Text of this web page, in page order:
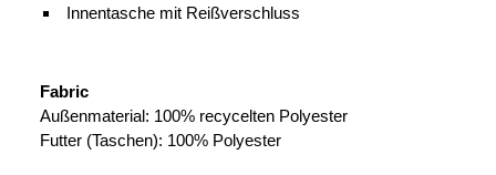
Innentasche mit Reißverschluss
Fabric
Außenmaterial: 100% recycelten Polyester
Futter (Taschen): 100% Polyester